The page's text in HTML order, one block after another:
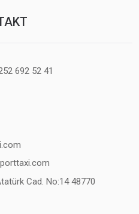
692 52 41
Cad. No:14 48770